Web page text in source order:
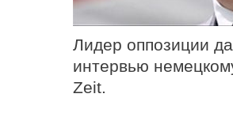
Лидер оппозиции
интервью
Zeit.